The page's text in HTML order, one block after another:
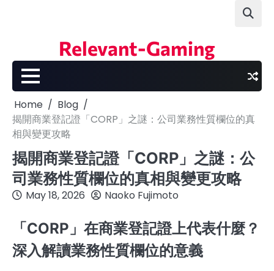
Relevant-Gaming
Home
Blog
揭開商業登記證「CORP」之謎：公司業務性質欄位的真
相與變更攻略
揭開商業登記證「CORP」之謎：公
司業務性質欄位的真相與變更攻略
May 18, 2026 Naoko Fujimoto
「CORP」在商業登記證上代表什麼？
深入解讀業務性質欄位的意義